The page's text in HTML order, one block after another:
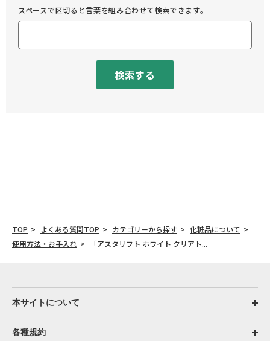
スペースで区切ると言葉を組み合わせて検索できます。
検索する
TOP よくある質問TOP カテゴリーから探す
化粧品について
使用方法・お手入れ
「アスタリフト ホワイト クリアト...
本サイトについて
各種規約